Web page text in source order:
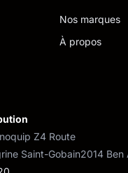
Nos marques
À propos
Z4 Route
Saint-Gobain2014 Ben